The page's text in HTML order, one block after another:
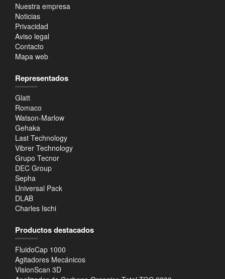
Nuestra empresa
Noticias
Privacidad
Aviso legal
Contacto
Mapa web
Representados
Glatt
Romaco
Watson-Marlow
Gehaka
Last Technology
Vibrer Technology
Grupo Tecnor
DEC Group
Sepha
Universal Pack
DLAB
Charles Ischi
Productos destacados
FluidoCap 1000
Agitadores Mecánicos
VisionScan 3D